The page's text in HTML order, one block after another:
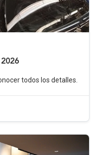
todos los detalles.